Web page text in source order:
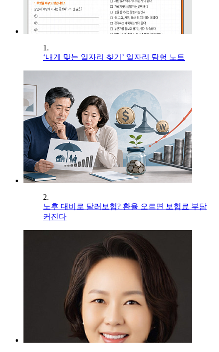
1.
‘내게 맞는 일자리 찾기’ 일자리 탐험 노트
2.
노후 대비로 달러보험? 환율 오르면 보험료 부담
커진다